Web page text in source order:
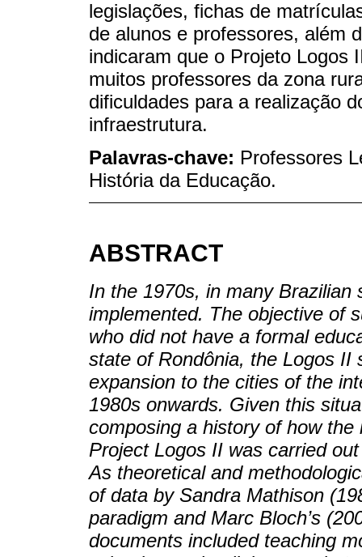
legislações, fichas de
de alunos e professores, além
indicaram que o Projeto Logos
muitos professores da zona
dificuldades para a realização
infraestrutura.
Palavras-chave: Professores
História da Educação.
ABSTRACT
In the 1970s, in many
implemented. The objective of
who did not have a formal
state of Rondônia, the Logos II
expansion to the cities of the
1980s onwards. Given this
composing a history of how
Project Logos II was carried
As theoretical and
of data by Sandra Mathison
paradigm and Marc Bloch’s
documents included teaching